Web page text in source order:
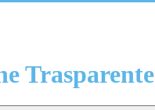
Trasparente